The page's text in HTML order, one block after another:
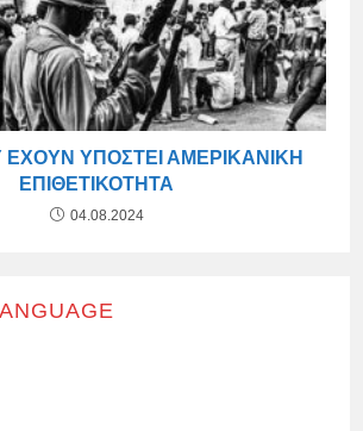
ΥΠΟΣΤΕΊ ΑΜΕΡΙΚΑΝΙΚΉ
ΕΠΙΘΕΤΙΚΌΤΗΤΑ
04.08.2024